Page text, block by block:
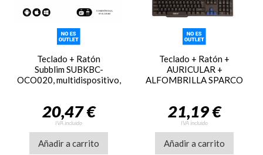
Teclado + Ratón
Subblim SUBKBC-
OCO020, multidispositivo,
20,47 €
IVA incluido
Añadir a carrito
Teclado + Ratón +
AURICULAR +
ALFOMBRILLA SPARCO
21,19 €
IVA incluido
Añadir a carrito